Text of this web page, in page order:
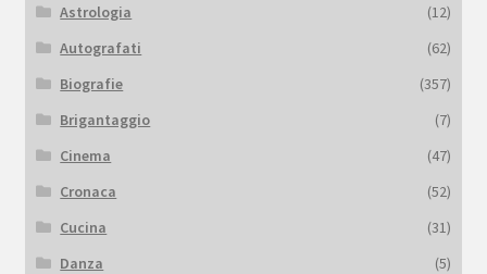
Astrologia
(12)
Autografati
(62)
Biografie
(357)
Brigantaggio
(7)
Cinema
(47)
Cronaca
(52)
Cucina
(31)
Danza
(5)